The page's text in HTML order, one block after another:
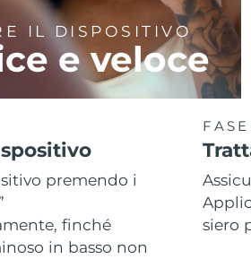
IL DISPOSITIVO
e veloce
premendo i
finché
in basso non
siero